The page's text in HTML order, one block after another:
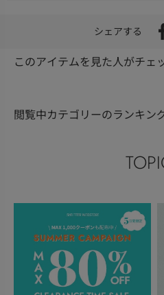
シェアする
このアイテムを見た人がチェ
閲覧中カテゴリーのランキン